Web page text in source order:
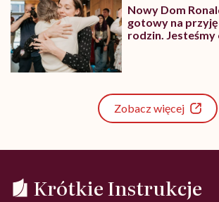
Nowy Dom
gotowy na
rodzin.
Zobacz więcej
Krótkie Instrukcje